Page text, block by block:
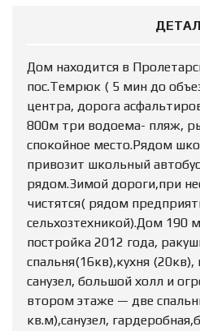
Дом находится в
пос.Темрюк ( 5 мин до
центра, дорога
800м три водоема- пляж,
спокойное место.Рядом
привозит школьный
рядом.Зимой дороги,при
чистятся( рядом
сельхозтехникой).Дом 190
постройка 2012 года,
спальня(16кв),кухня (20кв),
санузел, большой холл и
втором этаже — две
кв.м),санузел,